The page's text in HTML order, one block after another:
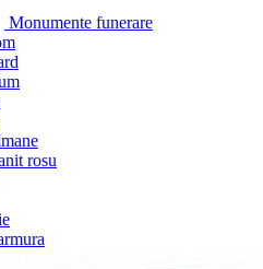
Monumente funerare
rosu